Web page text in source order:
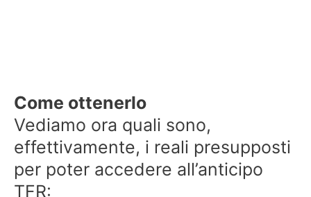
Come ottenerlo
Vediamo ora quali sono,
effettivamente, i reali presupposti
per poter accedere all’anticipo
TFR: